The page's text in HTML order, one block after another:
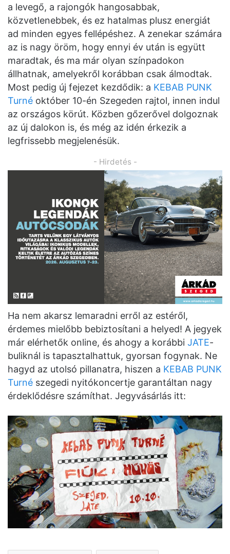
a levegő, a rajongók hangosabbak,
közvetlenebbek, és ez hatalmas plusz energiát
ad minden egyes fellépéshez. A zenekar számára
az is nagy öröm, hogy ennyi év után is együtt
maradtak, és ma már olyan színpadokon
állhatnak, amelyekről korábban csak álmodtak.
Most pedig új fejezet kezdődik: a KEBAB PUNK
Turné október 10-én Szegeden rajtol, innen indul
az országos körút. Közben gőzerővel dolgoznak
az új dalokon is, és még az idén érkezik a
legfrissebb megjelenésük.
- Hirdetés -
Ha nem akarsz lemaradni erről az estéről,
érdemes mielőbb bebiztosítani a helyed! A jegyek
már elérhetők online, és ahogy a korábbi JATE-
buliknál is tapasztalhattuk, gyorsan fogynak. Ne
hagyd az utolsó pillanatra, hiszen a KEBAB PUNK
Turné szegedi nyitókoncertje garantáltan nagy
érdeklődésre számíthat. Jegyvásárlás itt: